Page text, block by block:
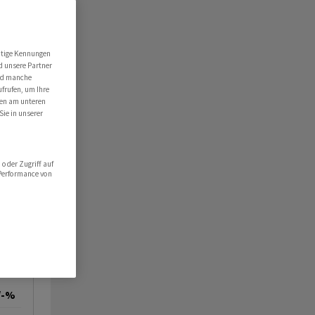
%
Kennungen
unsere Partner
manche
um Ihre
am unteren
in unserer
oder Zugriff auf
von